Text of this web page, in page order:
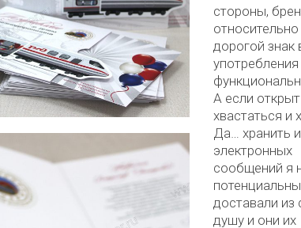
стороны,
относительно
дорогой знак
употребления
А если
хвастаться и
Да… хранить
электронных
сообщений я
доставали из
душу и они их